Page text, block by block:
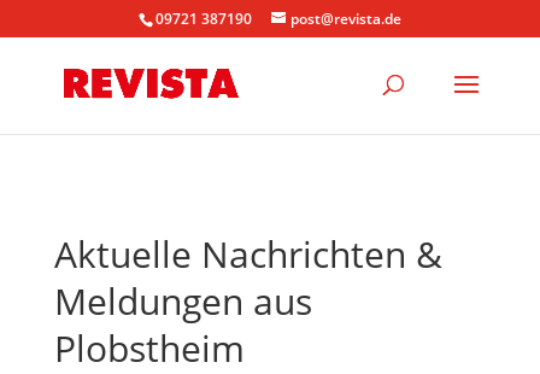
09721 387190 post@revista.de
Aktuelle Nachrichten &
Meldungen aus
Plobstheim